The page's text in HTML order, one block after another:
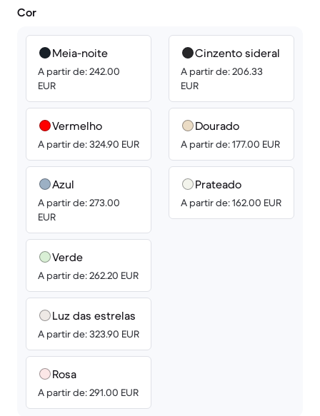
Cor
Meia-noite
A partir de: 242.00
EUR
Vermelho
A partir de: 324.90 EUR
Azul
A partir de: 273.00
EUR
Verde
A partir de: 262.20 EUR
Luz das estrelas
A partir de: 323.90 EUR
Rosa
A partir de: 291.00 EUR
Cinzento sideral
A partir de: 206.33
EUR
Dourado
A partir de: 177.00 EUR
Prateado
A partir de: 162.00 EUR